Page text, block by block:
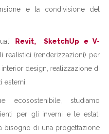
e la condivisione del
Revit, SketchUp e V-
realistici (renderizzazioni) per
design, realizzazione di
esterni.
ecosostenibile, studiamo
per gli inverni e le estati
bisogno di una progettazione